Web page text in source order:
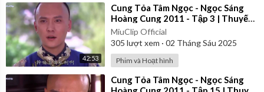
42:53
⁣Cung Tỏa Tâm Ngọc - Ngọc Sáng
Hoàng Cung 2011 - Tập 3 | Thuyết
Minh
MiuClip Official
305 lượt xem · 02 Tháng Sáu 2025
Phim và Hoạt hình
⁣Cung Tỏa Tâm Ngọc - Ngọc Sáng